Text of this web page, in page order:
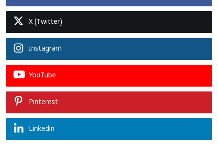
X (Twitter)
Instagram
YouTube
Pinterest
Linkedin